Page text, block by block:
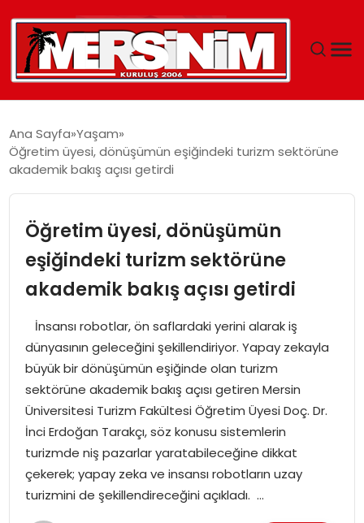
YAŞAM
SAĞLIK
EĞITIM
SPOR
EKONOMI
MAGAZIN
DÜNYA
OTOMOBIL
Ana Sayfa Yaşam
Öğretim üyesi, dönüşümün eşiğindeki turizm sektörüne
akademik bakış açısı getirdi
Öğretim üyesi, dönüşümün
eşiğindeki turizm sektörüne
akademik bakış açısı getirdi
İnsansı robotlar, ön saflardaki yerini alarak iş
dünyasının geleceğini şekillendiriyor. Yapay zekayla
büyük bir dönüşümün eşiğinde olan turizm
sektörüne akademik bakış açısı getiren Mersin
Üniversitesi Turizm Fakültesi Öğretim Üyesi Doç. Dr.
İnci Erdoğan Tarakçı, söz konusu sistemlerin
turizmde niş pazarlar yaratabileceğine dikkat
çekerek; yapay zeka ve insansı robotların uzay
turizmini de şekillendireceğini açıkladı. …